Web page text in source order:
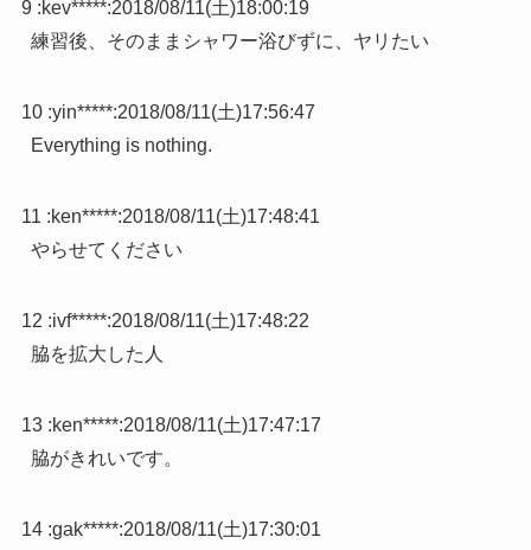
9 :kev*****:2018/08/11(土)18:00:19
練習後、そのままシャワー浴びずに、ヤリたい
10 :yin*****:2018/08/11(土)17:56:47
Everything is nothing.
11 :ken*****:2018/08/11(土)17:48:41
やらせてください
12 :ivf*****:2018/08/11(土)17:48:22
脇を拡大した人
13 :ken*****:2018/08/11(土)17:47:17
脇がきれいです。
14 :gak*****:2018/08/11(土)17:30:01